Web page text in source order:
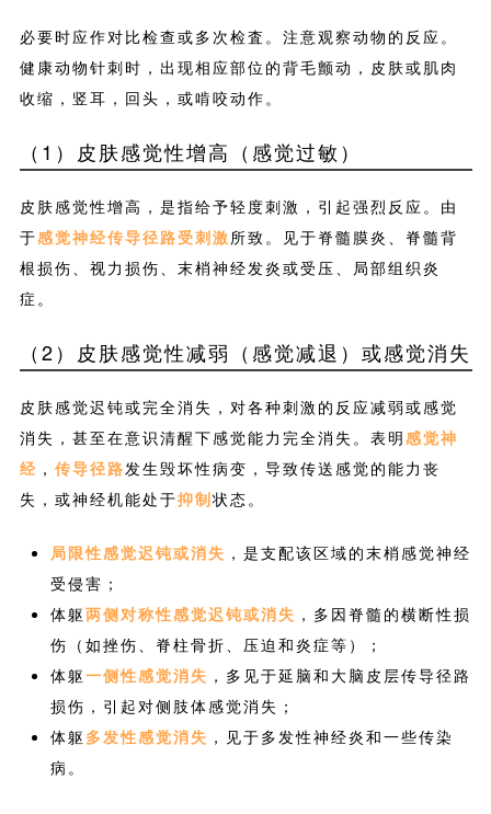
必要时应作对比检查或多次检査。注意观察动物的反应。
健康动物针刺时，出现相应部位的背毛颤动，皮肤或肌肉
收缩，竖耳，回头，或啃咬动作。
（1）皮肤感觉性增高（感觉过敏）
皮肤感觉性增高，是指给予轻度刺激，引起强烈反应。由
于感觉神经传导径路受刺激所致。见于脊髓膜炎、脊髓背
根损伤、视力损伤、末梢神经发炎或受压、局部组织炎
症。
（2）皮肤感觉性减弱（感觉减退）或感觉消失
皮肤感觉迟钝或完全消失，对各种刺激的反应减弱或感觉
消失，甚至在意识清醒下感觉能力完全消失。表明感觉神
经 ， 传导径路发生毁坏性病变，导致传送感觉的能力丧
失，或神经机能处于抑制状态。
局限性感觉迟钝或消失 ，是支配该区域的末梢感觉神经
受侵害；
体躯两侧对称性感觉迟钝或消失 ，多因脊髓的横断性损
伤（如挫伤、脊柱骨折、压迫和炎症等）；
体躯一侧性感觉消失 ，多见于延脑和大脑皮层传导径路
损伤，引起对侧肢体感觉消失；
体躯 多发性感觉消失 ，见于多发性神经炎和一些传染
病。